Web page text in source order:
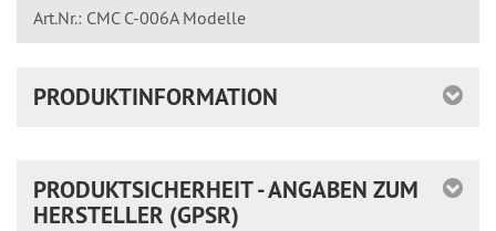
Art.Nr.: CMC C-006A Modelle
PRODUKTINFORMATION
PRODUKTSICHERHEIT - ANGABEN ZUM
HERSTELLER (GPSR)